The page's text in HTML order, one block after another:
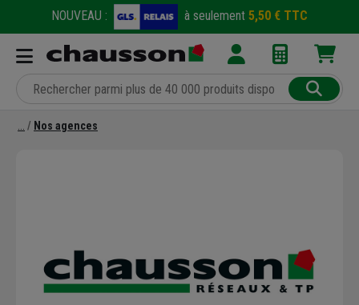
NOUVEAU : à seulement 5,50 € TTC
Nos agences
Précédent